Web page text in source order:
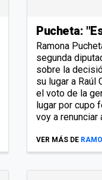
Pucheta:
Ramona
segunda
sobre la
su lugar a Raúl
el voto de la
lugar por cupo
voy a renunciar
VER MÁS DE